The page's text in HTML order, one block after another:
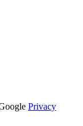
Privacy